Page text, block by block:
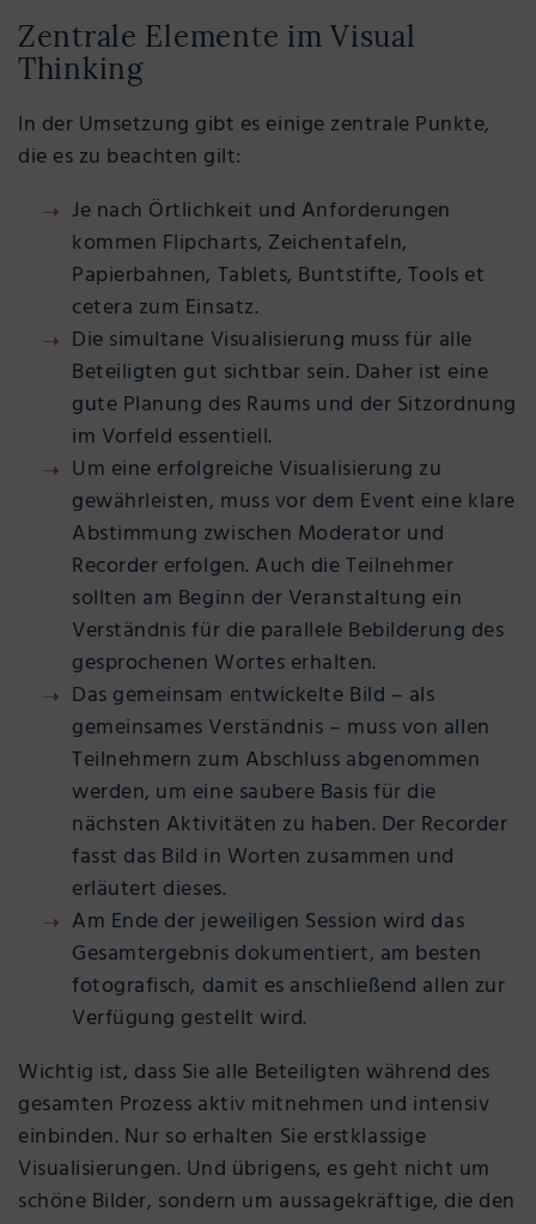
Zentrale Elemente im Visual
Thinking
In der Umsetzung gibt es einige zentrale Punkte,
die es zu beachten gilt:
Je nach Örtlichkeit und Anforderungen
kommen Flipcharts, Zeichentafeln,
Papierbahnen, Tablets, Buntstifte, Tools et
cetera zum Einsatz.
Die simultane Visualisierung muss für alle
Beteiligten gut sichtbar sein. Daher ist eine
gute Planung des Raums und der Sitzordnung
im Vorfeld essentiell.
Um eine erfolgreiche Visualisierung zu
gewährleisten, muss vor dem Event eine klare
Abstimmung zwischen Moderator und
Recorder erfolgen. Auch die Teilnehmer
sollten am Beginn der Veranstaltung ein
Verständnis für die parallele Bebilderung des
gesprochenen Wortes erhalten.
Das gemeinsam entwickelte Bild – als
gemeinsames Verständnis – muss von allen
Teilnehmern zum Abschluss abgenommen
werden, um eine saubere Basis für die
nächsten Aktivitäten zu haben. Der Recorder
fasst das Bild in Worten zusammen und
erläutert dieses.
Am Ende der jeweiligen Session wird das
Gesamtergebnis dokumentiert, am besten
fotografisch, damit es anschließend allen zur
Verfügung gestellt wird.
Wichtig ist, dass Sie alle Beteiligten während des
gesamten Prozess aktiv mitnehmen und intensiv
einbinden. Nur so erhalten Sie erstklassige
Visualisierungen. Und übrigens, es geht nicht um
schöne Bilder, sondern um aussagekräftige, die den